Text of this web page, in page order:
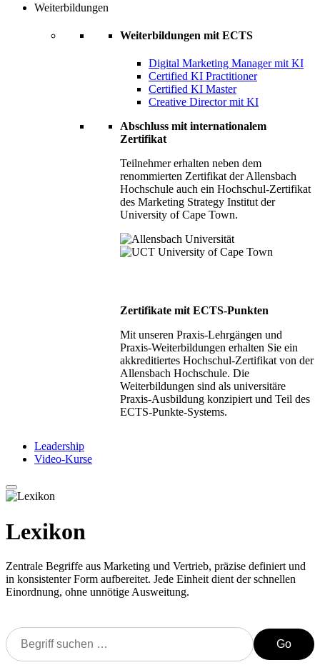
Weiterbildungen
Weiterbildungen mit ECTS
Digital Marketing Manager mit KI
Certified KI Practitioner
Certified KI Master
Creative Director mit KI
Abschluss mit internationalem
Zertifikat
Teilnehmer erhalten neben dem
renommierten Zertifikat der Allensbach
Hochschule auch ein Hochschul-Zertifikat
des Marketing Strategy Institut der
University of Cape Town.
Zertifikate mit ECTS-Punkten
Mit unseren Praxis-Lehrgängen und
Praxis-Weiterbildungen erhalten Sie ein
akkreditiertes Hochschul-Zertifikat von der
Allensbach Hochschule. Die
Weiterbildungen sind als universitäre
Praxis-Ausbildung konzipiert und Teil des
ECTS-Punkte-Systems.
Leadership
Video-Kurse
Lexikon
Zentrale Begriffe aus Marketing und Vertrieb, präzise definiert und
in konsistenter Form aufbereitet. Jede Einheit dient der schnellen
Einordnung, ohne unnötige Ausweitung.
Go